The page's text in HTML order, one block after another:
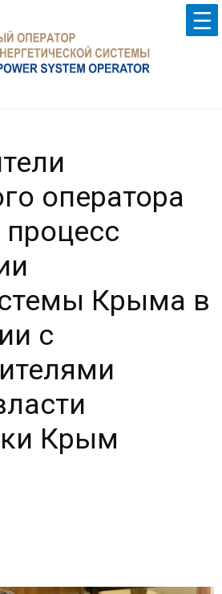
оператора
Крыма в
с
Крым